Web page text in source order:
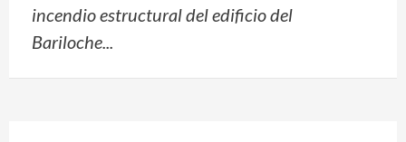
incendio estructural del edificio del
Bariloche...